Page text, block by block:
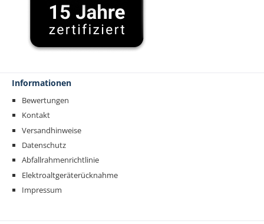
Informationen
Bewertungen
Kontakt
Versandhinweise
Datenschutz
Abfallrahmenrichtlinie
Elektroaltgeräterücknahme
Impressum